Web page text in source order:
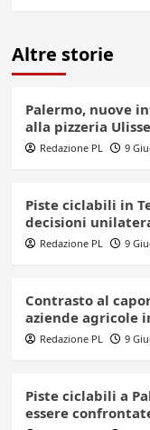
Altre storie
Palermo, nuove
alla pizzeria
Redazione PL 9
Piste ciclabili in
decisioni
Redazione PL 9
Contrasto al
aziende agricole
Redazione PL 9
Piste ciclabili a
essere